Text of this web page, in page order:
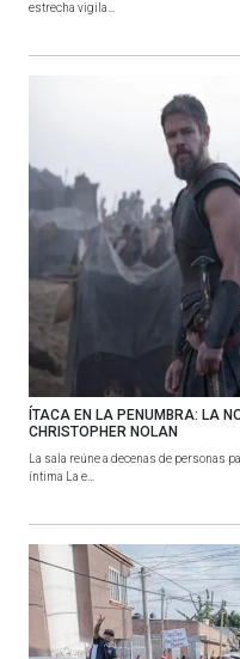
estrecha vigila...
ÍTACA EN LA PENUMBRA: LA
CHRISTOPHER NOLAN
La sala reúne a decenas de personas
íntima La e...